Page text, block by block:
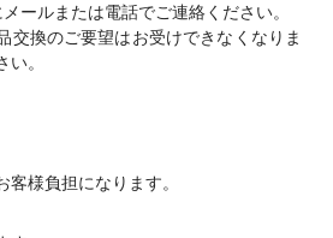
ールまたは電話でご連絡ください。
交換のご要望はお受けできなくなりま
。
様負担になります。